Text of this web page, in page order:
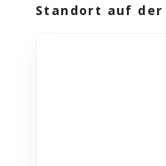
Standort auf der